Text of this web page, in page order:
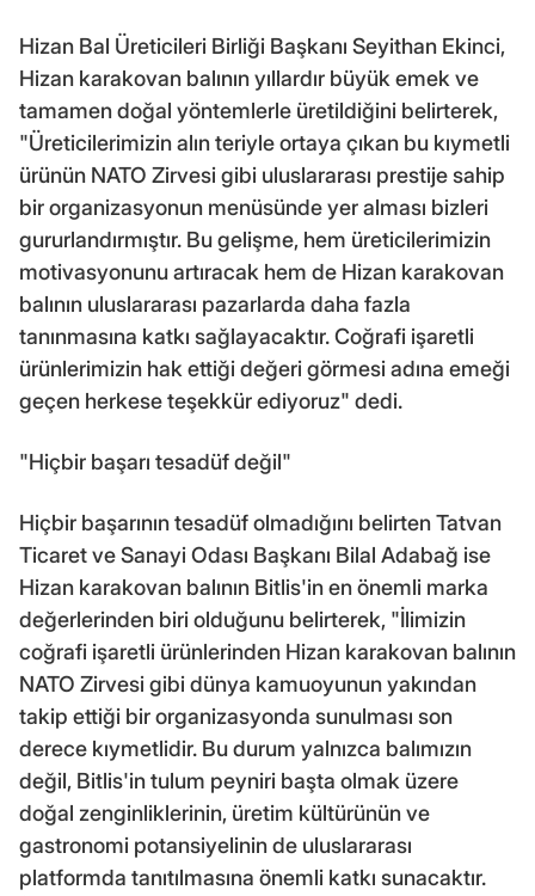
Hizan Bal Üreticileri Birliği Başkanı Seyithan Ekinci,
Hizan karakovan balının yıllardır büyük emek ve
tamamen doğal yöntemlerle üretildiğini belirterek,
"Üreticilerimizin alın teriyle ortaya çıkan bu kıymetli
ürünün NATO Zirvesi gibi uluslararası prestije sahip
bir organizasyonun menüsünde yer alması bizleri
gururlandırmıştır. Bu gelişme, hem üreticilerimizin
motivasyonunu artıracak hem de Hizan karakovan
balının uluslararası pazarlarda daha fazla
tanınmasına katkı sağlayacaktır. Coğrafi işaretli
ürünlerimizin hak ettiği değeri görmesi adına emeği
geçen herkese teşekkür ediyoruz" dedi.
"Hiçbir başarı tesadüf değil"
Hiçbir başarının tesadüf olmadığını belirten Tatvan
Ticaret ve Sanayi Odası Başkanı Bilal Adabağ ise
Hizan karakovan balının Bitlis'in en önemli marka
değerlerinden biri olduğunu belirterek, "İlimizin
coğrafi işaretli ürünlerinden Hizan karakovan balının
NATO Zirvesi gibi dünya kamuoyunun yakından
takip ettiği bir organizasyonda sunulması son
derece kıymetlidir. Bu durum yalnızca balımızın
değil, Bitlis'in tulum peyniri başta olmak üzere
doğal zenginliklerinin, üretim kültürünün ve
gastronomi potansiyelinin de uluslararası
platformda tanıtılmasına önemli katkı sunacaktır.